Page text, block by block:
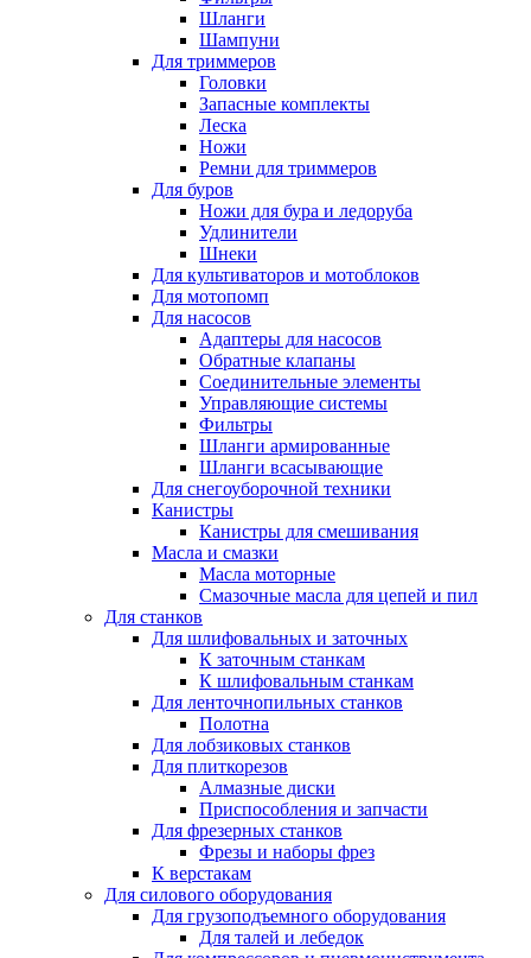
Шланги
Шампуни
Для триммеров
Головки
Запасные комплекты
Леска
Ножи
Ремни для триммеров
Для буров
Ножи для бура и ледоруба
Удлинители
Шнеки
Для культиваторов и мотоблоков
Для мотопомп
Для насосов
Адаптеры для насосов
Обратные клапаны
Соединительные элементы
Управляющие системы
Фильтры
Шланги армированные
Шланги всасывающие
Для снегоуборочной техники
Канистры
Канистры для смешивания
Масла и смазки
Масла моторные
Смазочные масла для цепей и пил
Для станков
Для шлифовальных и заточных
К заточным станкам
К шлифовальным станкам
Для ленточнопильных станков
Полотна
Для лобзиковых станков
Для плиткорезов
Алмазные диски
Приспособления и запчасти
Для фрезерных станков
Фрезы и наборы фрез
К верстакам
Для силового оборудования
Для грузоподъемного оборудования
Для талей и лебедок